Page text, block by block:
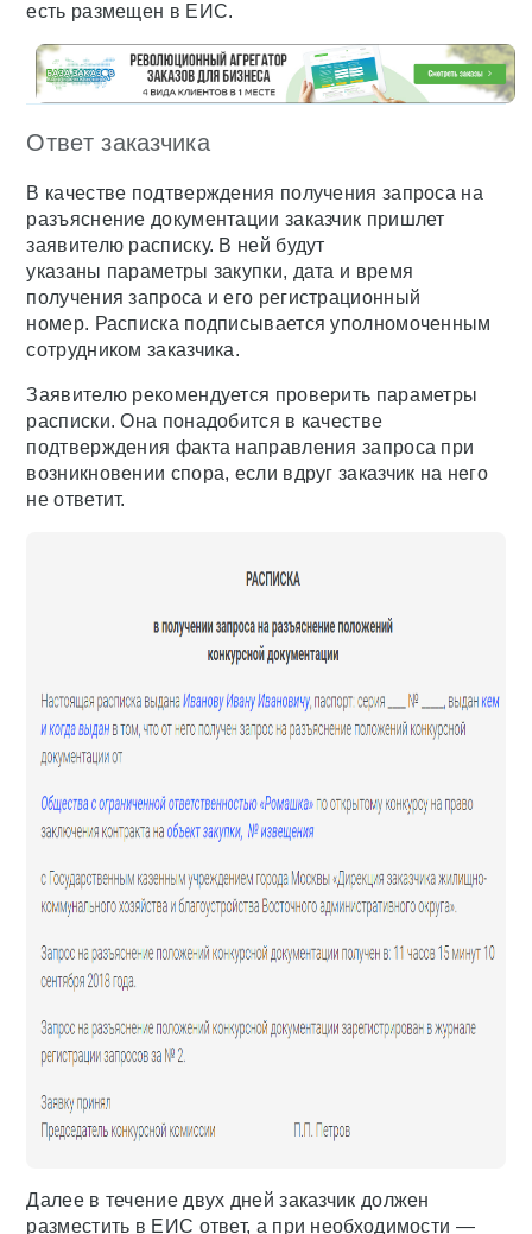
есть размещен в ЕИС.
Ответ заказчика
В качестве подтверждения получения запроса на
разъяснение документации заказчик пришлет
заявителю расписку. В ней будут
указаны параметры закупки, дата и время
получения запроса и его регистрационный
номер. Расписка подписывается уполномоченным
сотрудником заказчика.
Заявителю рекомендуется проверить параметры
расписки. Она понадобится в качестве
подтверждения факта направления запроса при
возникновении спора, если вдруг заказчик на него
не ответит.
Далее в течение двух дней заказчик должен
разместить в ЕИС ответ, а при необходимости —